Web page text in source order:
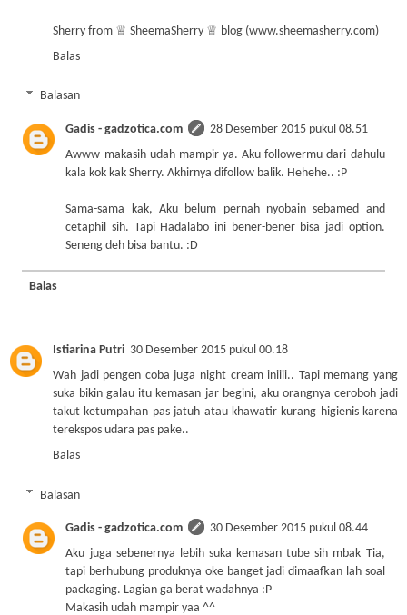
Sherry from ♕ SheemaSherry ♕ blog (www.sheemasherry.com)
Balas
Balasan
Gadis - gadzotica.com
28 Desember 2015 pukul 08.51
Awww makasih udah mampir ya. Aku followermu dari dahulu
kala kok kak Sherry. Akhirnya difollow balik. Hehehe.. :P
Sama-sama kak, Aku belum pernah nyobain sebamed and
cetaphil sih. Tapi Hadalabo ini bener-bener bisa jadi option.
Seneng deh bisa bantu. :D
Balas
Istiarina Putri 30 Desember 2015 pukul 00.18
Wah jadi pengen coba juga night cream iniiii.. Tapi memang yang
suka bikin galau itu kemasan jar begini, aku orangnya ceroboh jadi
takut ketumpahan pas jatuh atau khawatir kurang higienis karena
terekspos udara pas pake..
Balas
Balasan
Gadis - gadzotica.com
30 Desember 2015 pukul 08.44
Aku juga sebenernya lebih suka kemasan tube sih mbak Tia,
tapi berhubung produknya oke banget jadi dimaafkan lah soal
packaging. Lagian ga berat wadahnya :P
Makasih udah mampir yaa ^^